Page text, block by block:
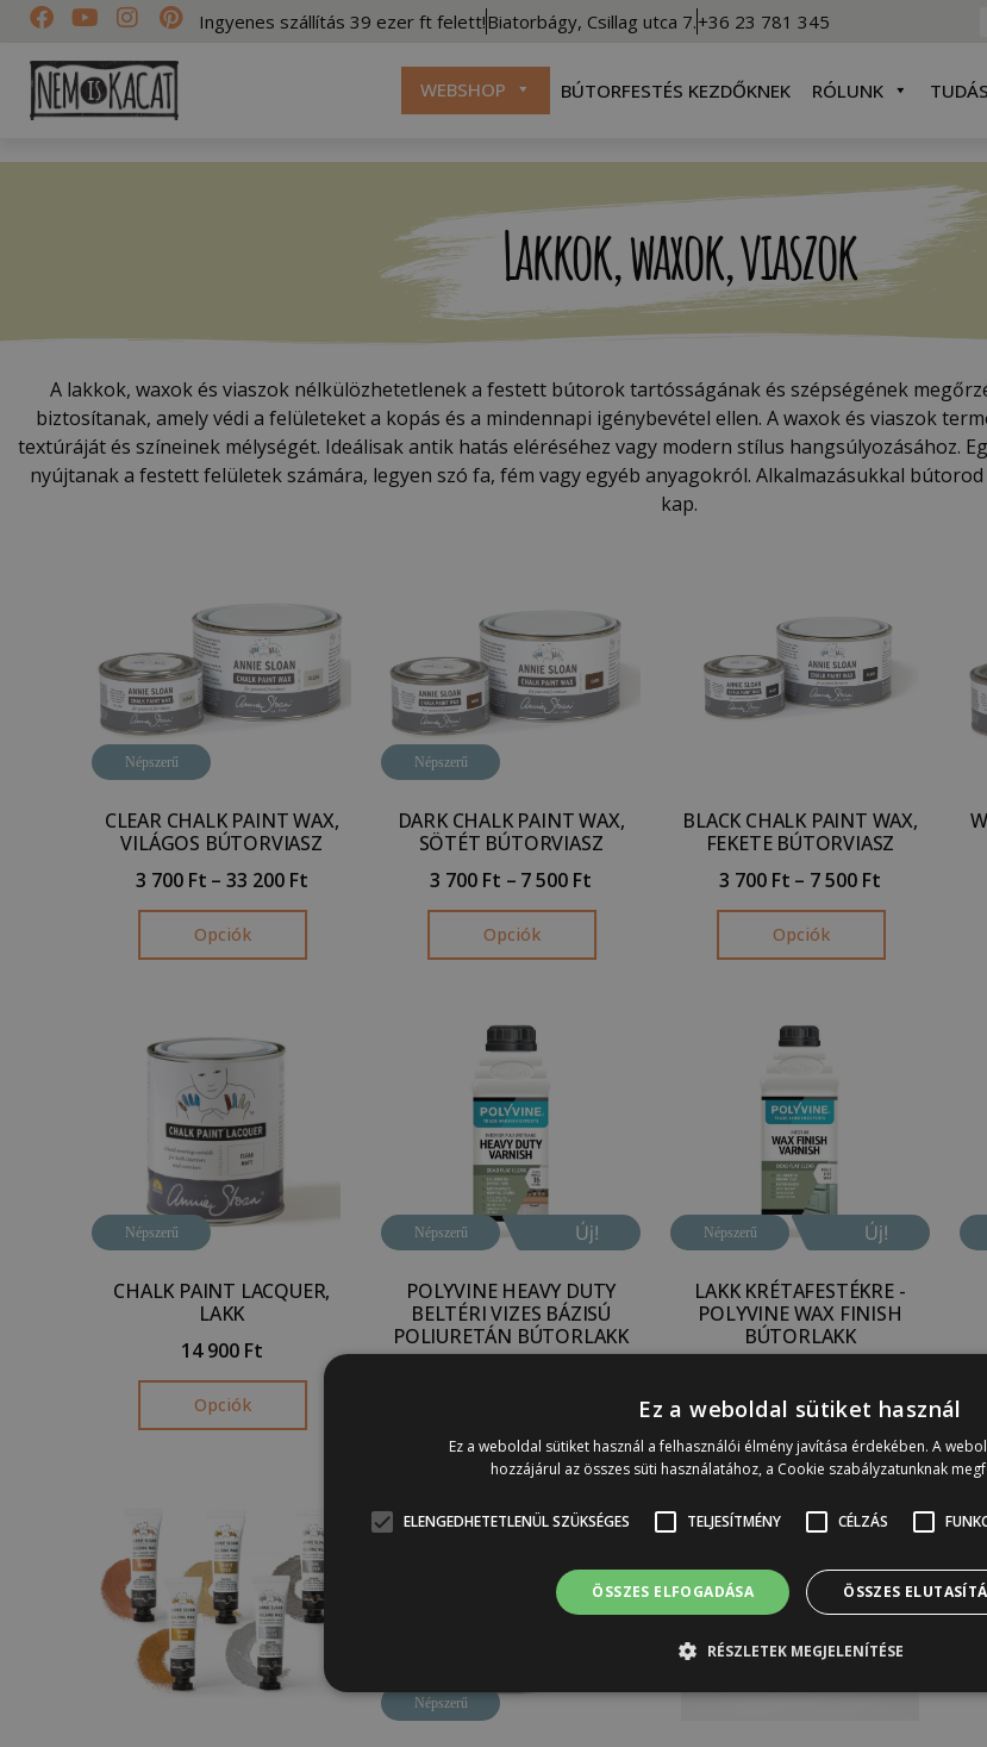
Ingyenes szállítás 39 ezer ft felett!Biatorbágy, Csillag utca 7.+36 23 781 345
WEBSHOP BÚTORFESTÉS KEZDŐKNEK RÓLUNK
Lakkok, waxok, viaszok
A lakkok, waxok és viaszok nélkülözhetetlenek a festett bútorok tartósságának és szépségének
biztosítanak, amely védi a felületeket a kopás és a mindennapi igénybevétel ellen. A waxok és viaszok
textúráját és színeinek mélységét. Ideálisak antik hatás eléréséhez vagy modern stílus hangsúlyozásához.
nyújtanak a festett felületek számára, legyen szó fa, fém vagy egyéb anyagokról. Alkalmazásukkal
kap.
Népszerű
CLEAR CHALK PAINT WAX,
VILÁGOS BÚTORVIASZ
3 700 Ft – 33 200 Ft
Opciók
Népszerű
DARK CHALK PAINT WAX,
SÖTÉT BÚTORVIASZ
3 700 Ft – 7 500 Ft
Opciók
BLACK CHALK PAINT WAX,
FEKETE BÚTORVIASZ
3 700 Ft – 7 500 Ft
Opciók
Népszerű
CHALK PAINT LACQUER,
LAKK
14 900 Ft
Opciók
Népszerű Új!
POLYVINE HEAVY DUTY
BELTÉRI VIZES BÁZISÚ
POLIURETÁN BÚTORLAKK
Népszerű Új!
LAKK KRÉTAFESTÉKRE -
POLYVINE WAX FINISH
BÚTORLAKK
Népszerű
Kifutó
Ez a weboldal sütiket használ
Ez a weboldal sütiket használ a felhasználói élmény javítása érdekében. A
hozzájárul az összes süti használatához, a Cookie szabályzatunknak
ELENGEDHETETLENÜL SZÜKSÉGES TELJESÍTMÉNY CÉLZÁS
ÖSSZES ELFOGADÁSA ÖSSZES
RÉSZLETEK MEGJELENÍTÉSE